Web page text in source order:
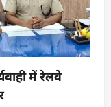
में रेलवे